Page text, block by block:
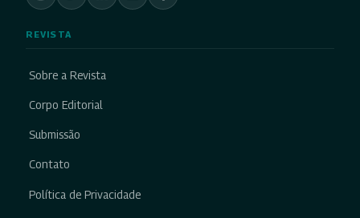
REVISTA
Sobre a Revista
Corpo Editorial
Submissão
Contato
Política de Privacidade